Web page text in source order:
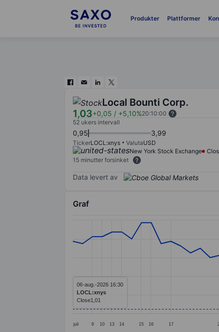
Produkter Plattformer
Local Bounti Corp.
1,03+0,05 / +5,10%20:10:00
52 ukers intervall
0,95 3,99
TickerLOCL:xnys ValutaUSD
New York Stock Exchange
15 minutter forsinket
Data levert av
Graf
Line chart with 52 data points.
The chart has 1 X axis displaying
juli 9 10 13 14 15 16 17
06-aug.-2026 16:30
LOCL:xnys
Close1,01